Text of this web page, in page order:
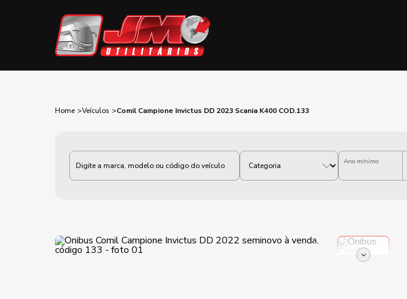
Home Veículos Comil Campione Invictus DD 2023 Scania K400 COD.133
Categoria Ano mínimo